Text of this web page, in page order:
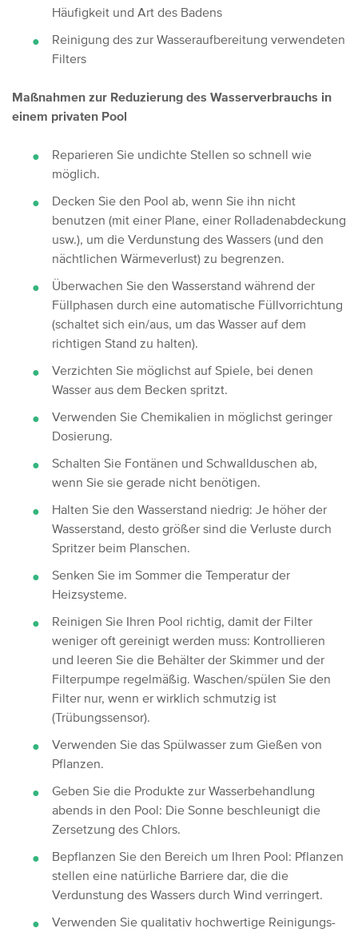
Häufigkeit und Art des Badens
Reinigung des zur Wasseraufbereitung verwendeten
Filters
Maßnahmen zur Reduzierung des Wasserverbrauchs in
einem privaten Pool
Reparieren Sie undichte Stellen so schnell wie
möglich.
Decken Sie den Pool ab, wenn Sie ihn nicht
benutzen (mit einer Plane, einer Rolladenabdeckung
usw.), um die Verdunstung des Wassers (und den
nächtlichen Wärmeverlust) zu begrenzen.
Überwachen Sie den Wasserstand während der
Füllphasen durch eine automatische Füllvorrichtung
(schaltet sich ein/aus, um das Wasser auf dem
richtigen Stand zu halten).
Verzichten Sie möglichst auf Spiele, bei denen
Wasser aus dem Becken spritzt.
Verwenden Sie Chemikalien in möglichst geringer
Dosierung.
Schalten Sie Fontänen und Schwallduschen ab,
wenn Sie sie gerade nicht benötigen.
Halten Sie den Wasserstand niedrig: Je höher der
Wasserstand, desto größer sind die Verluste durch
Spritzer beim Planschen.
Senken Sie im Sommer die Temperatur der
Heizsysteme.
Reinigen Sie Ihren Pool richtig, damit der Filter
weniger oft gereinigt werden muss: Kontrollieren
und leeren Sie die Behälter der Skimmer und der
Filterpumpe regelmäßig. Waschen/spülen Sie den
Filter nur, wenn er wirklich schmutzig ist
(Trübungssensor).
Verwenden Sie das Spülwasser zum Gießen von
Pflanzen.
Geben Sie die Produkte zur Wasserbehandlung
abends in den Pool: Die Sonne beschleunigt die
Zersetzung des Chlors.
Bepflanzen Sie den Bereich um Ihren Pool: Pflanzen
stellen eine natürliche Barriere dar, die die
Verdunstung des Wassers durch Wind verringert.
Verwenden Sie qualitativ hochwertige Reinigungs-